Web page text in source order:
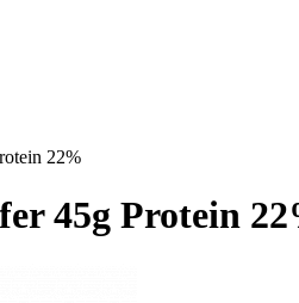
22%
45g Protein